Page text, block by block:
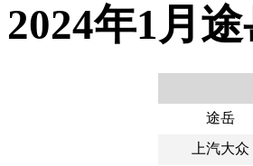
2024年1月
途岳
上汽大众